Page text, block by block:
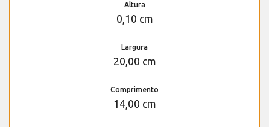
Altura
0,10 cm
Largura
20,00 cm
Comprimento
14,00 cm